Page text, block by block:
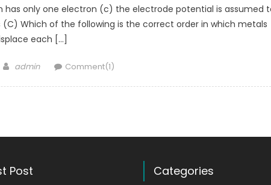
has only one electron (c) the electrode potential is assumed
Which of the following is the correct order in which metals
each […]
Author
admin Comment(1)
Post Categories